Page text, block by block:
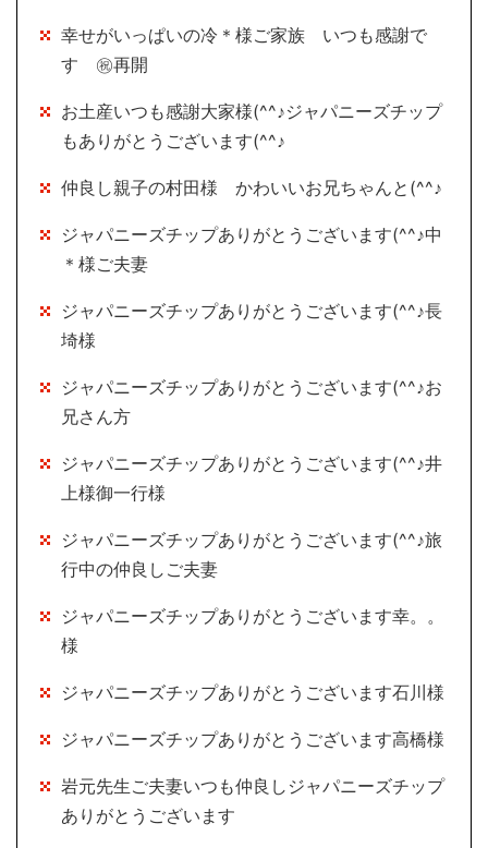
幸せがいっぱいの冷＊様ご家族 いつも感謝で
す ㊗再開
お土産いつも感謝大家様(^^♪ジャパニーズチップ
もありがとうございます(^^♪
仲良し親子の村田様 かわいいお兄ちゃんと(^^♪
ジャパニーズチップありがとうございます(^^♪中
＊様ご夫妻
ジャパニーズチップありがとうございます(^^♪長
埼様
ジャパニーズチップありがとうございます(^^♪お
兄さん方
ジャパニーズチップありがとうございます(^^♪井
上様御一行様
ジャパニーズチップありがとうございます(^^♪旅
行中の仲良しご夫妻
ジャパニーズチップありがとうございます幸。。
様
ジャパニーズチップありがとうございます石川様
ジャパニーズチップありがとうございます高橋様
岩元先生ご夫妻いつも仲良しジャパニーズチップ
ありがとうございます